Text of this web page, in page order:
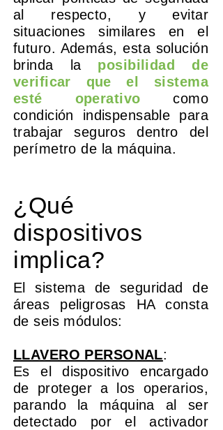
al respecto, y evitar
situaciones similares en el
futuro. Además, esta solución
brinda la posibilidad de
verificar que el sistema
esté operativo como
condición indispensable para
trabajar seguros dentro del
perímetro de la máquina.
¿Qué
dispositivos
implica?
El sistema de seguridad de
áreas peligrosas HA consta
de seis módulos:
LLAVERO PERSONAL:
Es el dispositivo encargado
de proteger a los operarios,
parando la máquina al ser
detectado por el activador